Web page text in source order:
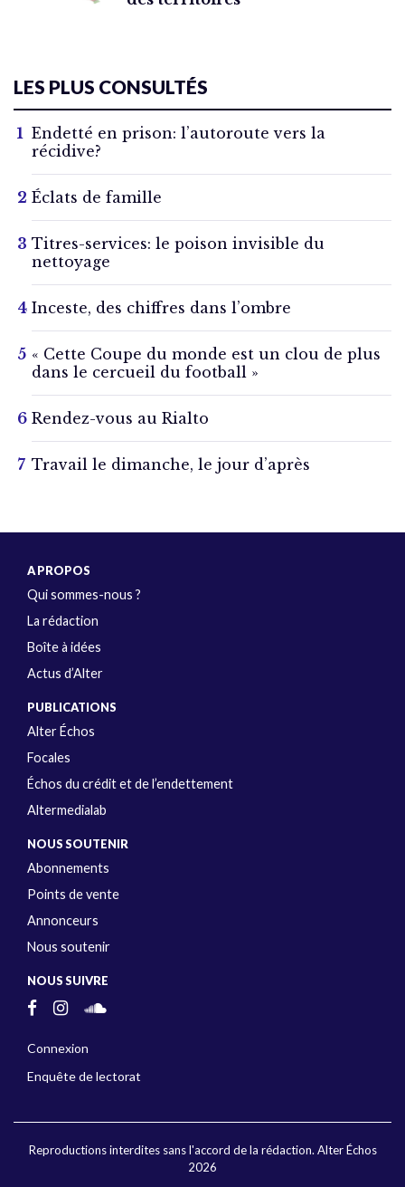
LES PLUS CONSULTÉS
Endetté en prison: l’autoroute vers la
récidive?
Éclats de famille
Titres-services: le poison invisible du
nettoyage
Inceste, des chiffres dans l’ombre
« Cette Coupe du monde est un clou de plus
dans le cercueil du football »
Rendez-vous au Rialto
Travail le dimanche, le jour d’après
A PROPOS
Qui sommes-nous ?
La rédaction
Boîte à idées
Actus d’Alter
PUBLICATIONS
Alter Échos
Focales
Échos du crédit et de l’endettement
Altermedialab
NOUS SOUTENIR
Abonnements
Points de vente
Annonceurs
Nous soutenir
NOUS SUIVRE
Connexion
Enquête de lectorat
Reproductions interdites sans l'accord de la rédaction. Alter Échos
2026